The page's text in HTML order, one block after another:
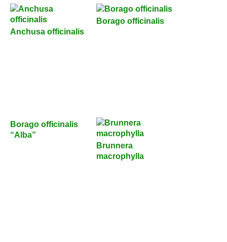
Anchusa officinalis
Borago officinalis
Borago officinalis
“Alba”
Brunnera
macrophylla